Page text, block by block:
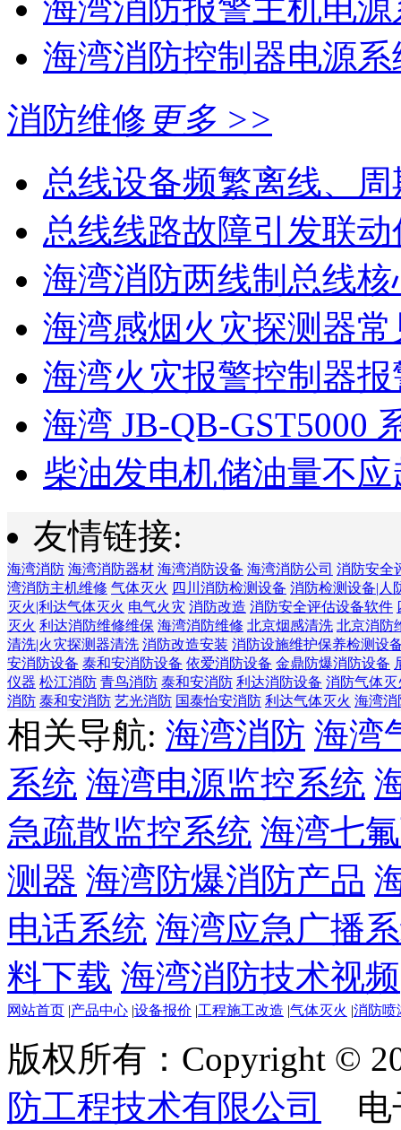
海湾消防报警主机电源
海湾消防控制器电源系
消防维修 更多 >>
总线设备频繁离线、
总线线路故障引发联
海湾消防两线制总线核
海湾感烟火灾探测器常
海湾火灾报警控制器报
海湾 JB-QB-GST5000
柴油发电机储油量不应
友情链接:
海湾消防 海湾消防器材 海湾消防设备 海湾消防公司 消防安全
湾消防主机维修 气体灭火 四川消防检测设备 消防检测设备|人
灭火|利达气体灭火 电气火灾 消防改造 消防安全评估设备软件
灭火 利达消防维修维保 海湾消防维修 北京烟感清洗 北京消防
清洗|火灾探测器清洗 消防改造安装 消防设施维护保养检测设
安消防设备 泰和安消防设备 依爱消防设备 金鼎防爆消防设备
仪器 松江消防 青鸟消防 泰和安消防 利达消防设备 消防气体灭
消防 泰和安消防 艺光消防 国泰怡安消防 利达气体灭火 海湾消
相关导航: 海湾消防 海湾
系统 海湾电源监控系统
急疏散监控系统 海湾七
测器 海湾防爆消防产品
电话系统 海湾应急广播
料下载 海湾消防技术视频
网站首页 |产品中心 |设备报价 |工程施工改造 |气体灭火 |消防喷
版权所有：Copyright ©
防工程技术有限公司
电